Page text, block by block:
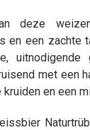
deze
en een zachte
uitnodigende
met een
en een